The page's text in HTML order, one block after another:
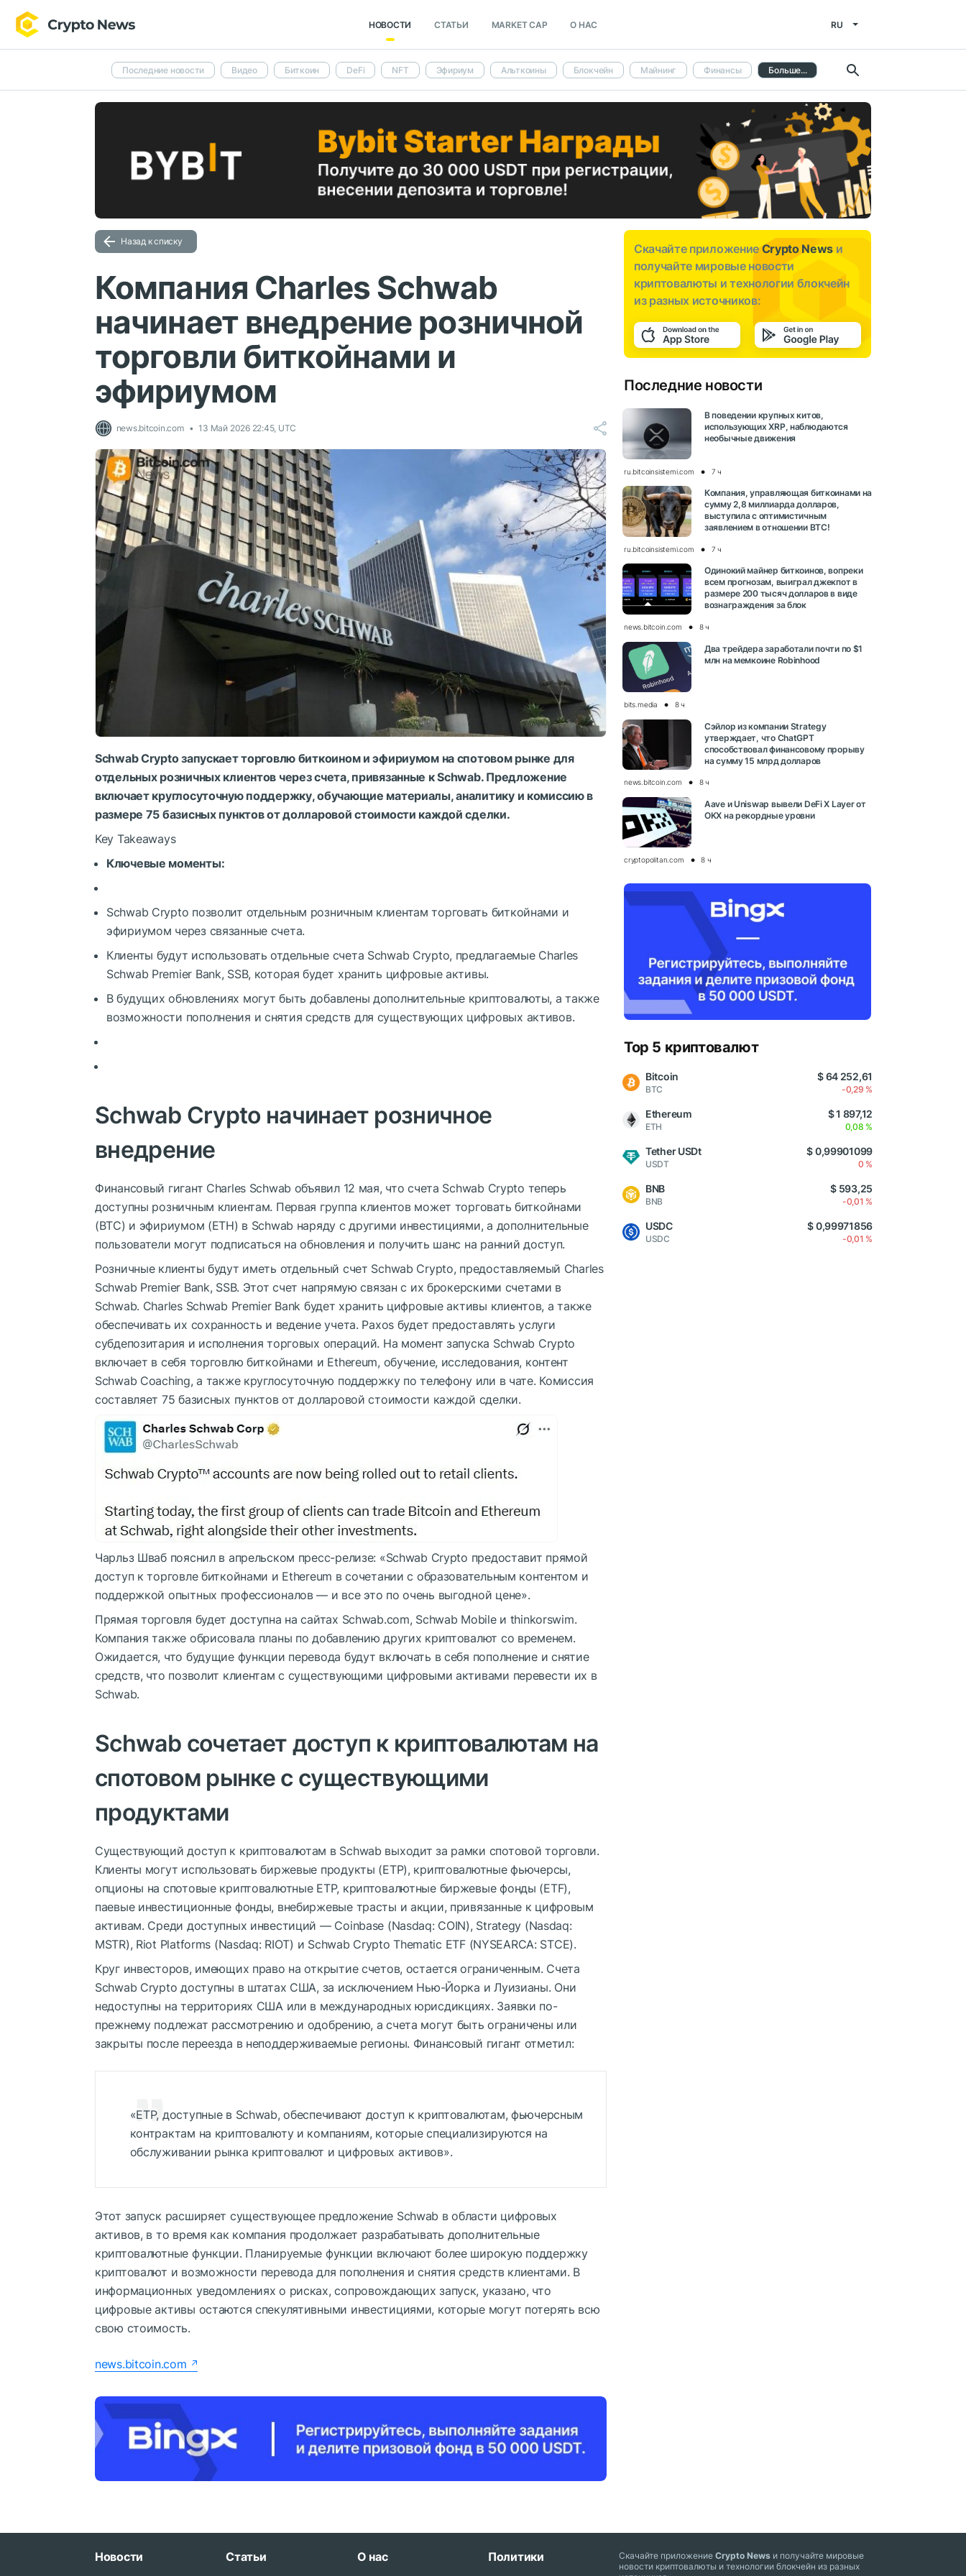
НОВОСТИ СТАТЬИ MARKET CAP О НАС RU
Последние новости Видео Биткоин DeFi NFT Эфириум Альткоины Блокчейн Майнинг Финансы Больше...
Назад к списку
Компания Charles Schwab
начинает внедрение розничной
торговли биткойнами и
эфириумом
news.bitcoin.com 13 Май 2026 22:45, UTC
Schwab Crypto запускает торговлю биткоином и эфириумом на спотовом рынке для
отдельных розничных клиентов через счета, привязанные к Schwab. Предложение
включает круглосуточную поддержку, обучающие материалы, аналитику и комиссию в
размере 75 базисных пунктов от долларовой стоимости каждой сделки.
Key Takeaways
Ключевые моменты:
Schwab Crypto позволит отдельным розничным клиентам торговать биткойнами и
эфириумом через связанные счета.
Клиенты будут использовать отдельные счета Schwab Crypto, предлагаемые Charles
Schwab Premier Bank, SSB, которая будет хранить цифровые активы.
В будущих обновлениях могут быть добавлены дополнительные криптовалюты, а также
возможности пополнения и снятия средств для существующих цифровых активов.
Schwab Crypto начинает розничное
внедрение
Финансовый гигант Charles Schwab объявил 12 мая, что счета Schwab Crypto теперь
доступны розничным клиентам. Первая группа клиентов может торговать биткойнами
(BTC) и эфириумом (ETH) в Schwab наряду с другими инвестициями, а дополнительные
пользователи могут подписаться на обновления и получить шанс на ранний доступ.
Розничные клиенты будут иметь отдельный счет Schwab Crypto, предоставляемый Charles
Schwab Premier Bank, SSB. Этот счет напрямую связан с их брокерскими счетами в
Schwab. Charles Schwab Premier Bank будет хранить цифровые активы клиентов, а также
обеспечивать их сохранность и ведение учета. Paxos будет предоставлять услуги
субдепозитария и исполнения торговых операций. На момент запуска Schwab Crypto
включает в себя торговлю биткойнами и Ethereum, обучение, исследования, контент
Schwab Coaching, а также круглосуточную поддержку по телефону или в чате. Комиссия
составляет 75 базисных пунктов от долларовой стоимости каждой сделки.
Чарльз Шваб пояснил в апрельском пресс-релизе: «Schwab Crypto предоставит прямой
доступ к торговле биткойнами и Ethereum в сочетании с образовательным контентом и
поддержкой опытных профессионалов — и все это по очень выгодной цене».
Прямая торговля будет доступна на сайтах Schwab.com, Schwab Mobile и thinkorswim.
Компания также обрисовала планы по добавлению других криптовалют со временем.
Ожидается, что будущие функции перевода будут включать в себя пополнение и снятие
средств, что позволит клиентам с существующими цифровыми активами перевести их в
Schwab.
Schwab сочетает доступ к криптовалютам на
спотовом рынке с существующими
продуктами
Существующий доступ к криптовалютам в Schwab выходит за рамки спотовой торговли.
Клиенты могут использовать биржевые продукты (ETP), криптовалютные фьючерсы,
опционы на спотовые криптовалютные ETP, криптовалютные биржевые фонды (ETF),
паевые инвестиционные фонды, внебиржевые трасты и акции, привязанные к цифровым
активам. Среди доступных инвестиций — Coinbase (Nasdaq: COIN), Strategy (Nasdaq:
MSTR), Riot Platforms (Nasdaq: RIOT) и Schwab Crypto Thematic ETF (NYSEARCA: STCE).
Круг инвесторов, имеющих право на открытие счетов, остается ограниченным. Счета
Schwab Crypto доступны в штатах США, за исключением Нью-Йорка и Луизианы. Они
недоступны на территориях США или в международных юрисдикциях. Заявки по-
прежнему подлежат рассмотрению и одобрению, а счета могут быть ограничены или
закрыты после переезда в неподдерживаемые регионы. Финансовый гигант отметил:
«ETP, доступные в Schwab, обеспечивают доступ к криптовалютам, фьючерсным
контрактам на криптовалюту и компаниям, которые специализируются на
обслуживании рынка криптовалют и цифровых активов».
Этот запуск расширяет существующее предложение Schwab в области цифровых
активов, в то время как компания продолжает разрабатывать дополнительные
криптовалютные функции. Планируемые функции включают более широкую поддержку
криптовалют и возможности перевода для пополнения и снятия средств клиентами. В
информационных уведомлениях о рисках, сопровождающих запуск, указано, что
цифровые активы остаются спекулятивными инвестициями, которые могут потерять всю
свою стоимость.
news.bitcoin.com
Скачайте приложениеCrypto News и
получайте мировые новости
криптовалюты и технологии блокчейн
из разных источников:
Последние новости
В поведении крупных китов,
использующих XRP, наблюдаются
необычные движения
ru.bitcoinsistemi.com 7 ч
Компания, управляющая биткоинами на
сумму 2,8 миллиарда долларов,
выступила с оптимистичным
заявлением в отношении BTC!
ru.bitcoinsistemi.com 7 ч
Одинокий майнер биткоинов, вопреки
всем прогнозам, выиграл джекпот в
размере 200 тысяч долларов в виде
вознаграждения за блок
news.bitcoin.com 8 ч
Два трейдера заработали почти по $1
млн на мемкоине Robinhood
bits.media 8 ч
Сэйлор из компании Strategy
утверждает, что ChatGPT
способствовал финансовому прорыву
на сумму 15 млрд долларов
news.bitcoin.com 8 ч
Aave и Uniswap вывели DeFi X Layer от
OKX на рекордные уровни
cryptopolitan.com 8 ч
Top 5 криптовалют
Bitcoin
BTC
$ 64 252,61
-0,29 %
Ethereum
ETH
$ 1 897,12
0,08 %
Tether USDt
USDT
$ 0,99901099
0 %
BNB
BNB
$ 593,25
-0,01 %
USDC
USDC
$ 0,99971856
-0,01 %
Новости Статьи О нас Политики Скачайте приложениеCrypto News и получайте мировые
новости криптовалюты и технологии блокчейн из разных